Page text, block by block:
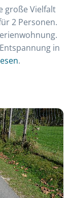
große Vielfalt
2 Personen.
in
.